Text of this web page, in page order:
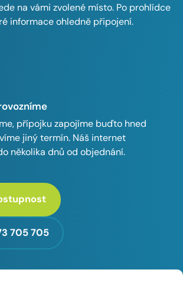
na vámi zvolené místo. Po prohlídce
informace ohledně připojení.
přípojku zapojíme buďto hned
jiný termín. Náš internet
několika dnů od objednání.
705 705